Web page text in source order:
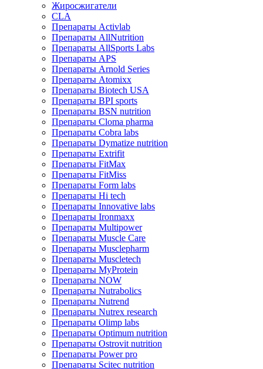
Жиросжигатели
CLA
Препараты Activlab
Препараты AllNutrition
Препараты AllSports Labs
Препараты APS
Препараты Arnold Series
Препараты Atomixx
Препараты Biotech USA
Препараты BPI sports
Препараты BSN nutrition
Препараты Cloma pharma
Препараты Cobra labs
Препараты Dymatize nutrition
Препараты Extrifit
Препараты FitMax
Препараты FitMiss
Препараты Form labs
Препараты Hi tech
Препараты Innovative labs
Препараты Ironmaxx
Препараты Multipower
Препараты Muscle Care
Препараты Musclepharm
Препараты Muscletech
Препараты MyProtein
Препараты NOW
Препараты Nutrabolics
Препараты Nutrend
Препараты Nutrex research
Препараты Olimp labs
Препараты Optimum nutrition
Препараты Ostrovit nutrition
Препараты Power pro
Препараты Scitec nutrition